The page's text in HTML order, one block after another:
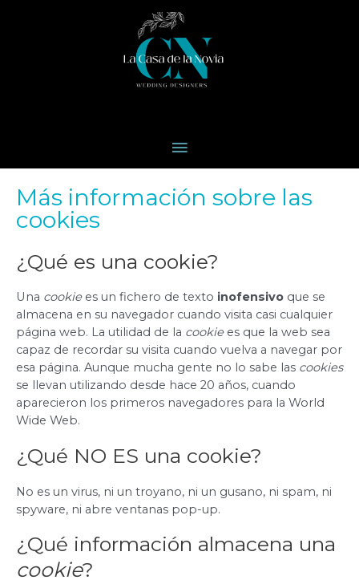
Menú
principal
Más información sobre las
cookies
¿Qué es una cookie?
Una cookiees un fichero de texto inofensivo que se
almacena en su navegador cuando visita casi cualquier
página web. La utilidad de la cookiees que la web sea
capaz de recordar su visita cuando vuelva a navegar por
esa página. Aunque mucha gente no lo sabe las cookies
se llevan utilizando desde hace 20 años, cuando
aparecieron los primeros navegadores para la World
Wide Web.
¿Qué NO ES una cookie?
No es un virus, ni un troyano, ni un gusano, ni spam, ni
spyware, ni abre ventanas pop-up.
¿Qué información almacena una
cookie?